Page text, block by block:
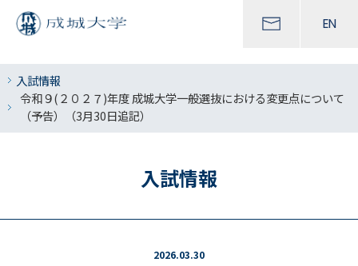
EN
入試情報
令和９(２０２７)年度 成城大学一般選抜における変更点について
（予告）（3月30日追記）
入試情報
2026.03.30